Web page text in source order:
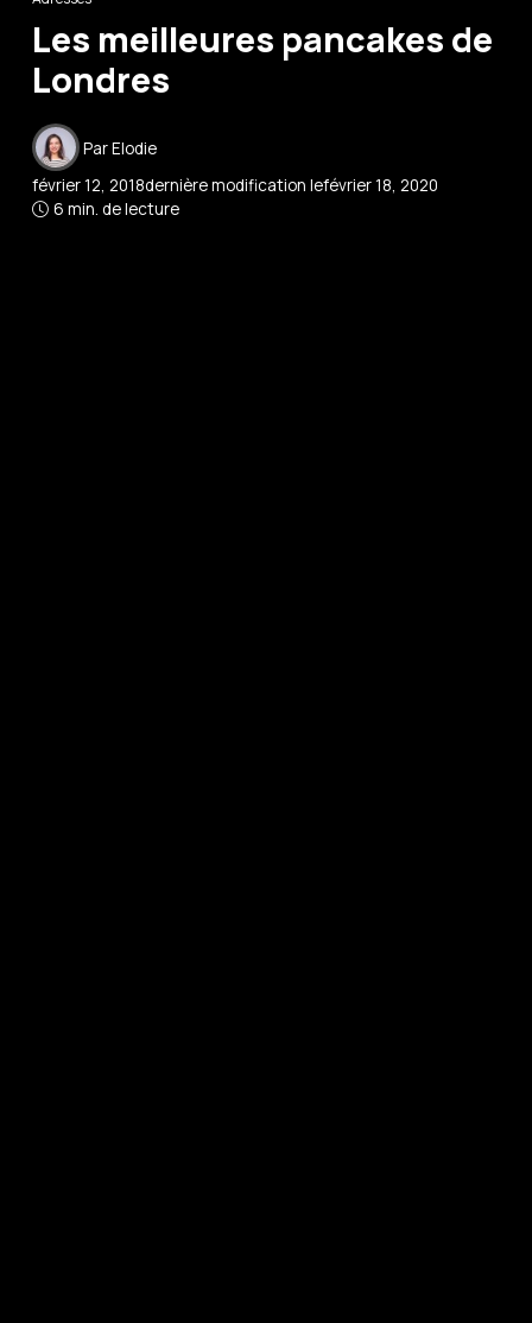
Les meilleures pancakes de
Londres
ParElodie
février 12, 2018dernière modification lefévrier 18, 2020
6 min. de lecture